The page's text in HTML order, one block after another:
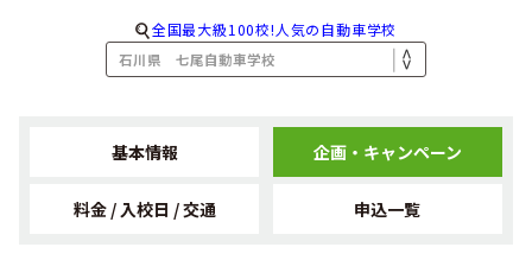
全国最大級100校!人気の自動車学校
基本情報 企画・キャンペーン
料金 / 入校日 / 交通 申込一覧